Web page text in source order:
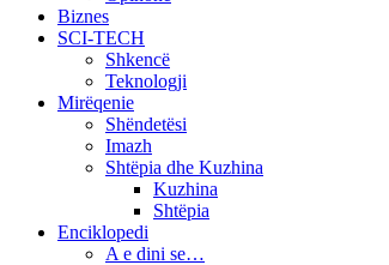
Biznes
SCI-TECH
Shkencë
Teknologji
Mirëqenie
Shëndetësi
Imazh
Shtëpia dhe Kuzhina
Kuzhina
Shtëpia
Enciklopedi
A e dini se…